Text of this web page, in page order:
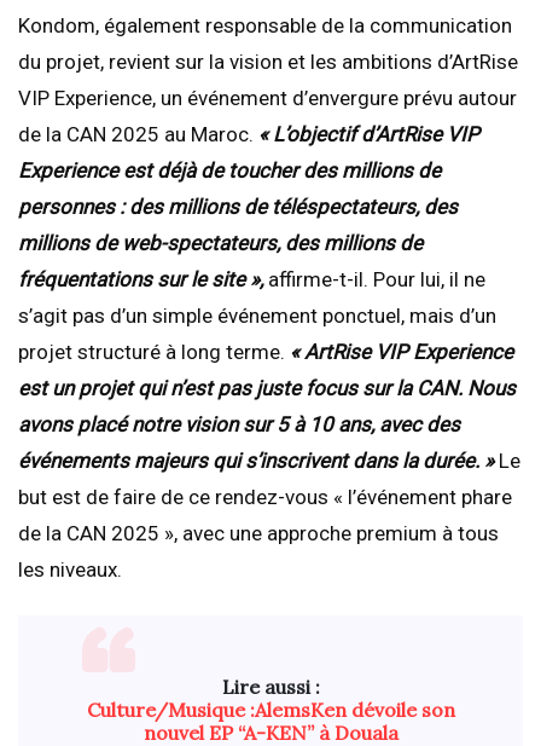
Kondom, également responsable de la communication
du projet, revient sur la vision et les ambitions d’ArtRise
VIP Experience, un événement d’envergure prévu autour
de la CAN 2025 au Maroc. « L’objectif d’ArtRise VIP
Experience est déjà de toucher des millions de
personnes : des millions de téléspectateurs, des
millions de web-spectateurs, des millions de
fréquentations sur le site »,affirme-t-il. Pour lui, il ne
s’agit pas d’un simple événement ponctuel, mais d’un
projet structuré à long terme. « ArtRise VIP Experience
est un projet qui n’est pas juste focus sur la CAN. Nous
avons placé notre vision sur 5 à 10 ans, avec des
événements majeurs qui s’inscrivent dans la durée. »Le
but est de faire de ce rendez-vous « l’événement phare
de la CAN 2025 », avec une approche premium à tous
les niveaux.
Lire aussi :
Culture/Musique :AlemsKen dévoile son
nouvel EP “A-KEN” à Douala